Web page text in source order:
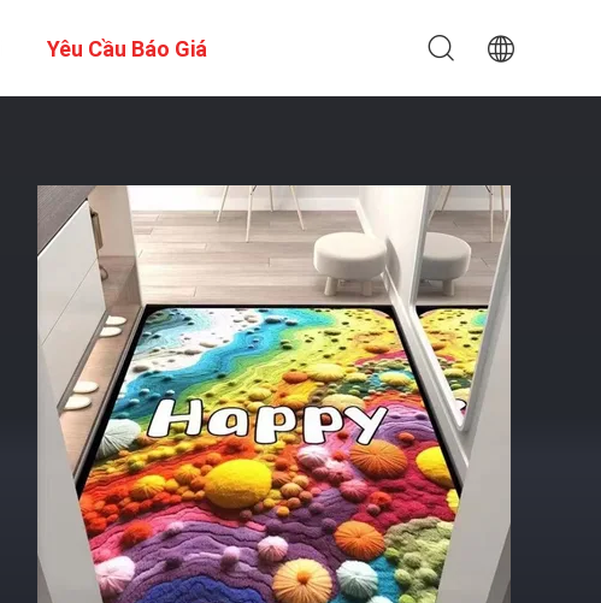
Yêu Cầu Báo Giá